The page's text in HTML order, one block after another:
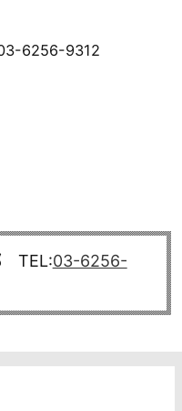
6256-9312
TEL:03-6256-